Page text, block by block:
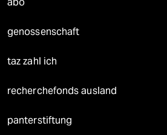
genossenschaft
taz zahl ich
recherchefonds ausland
panterstiftung